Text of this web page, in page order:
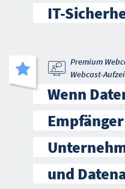
IT-
Premium
Webcast-
Wenn
und